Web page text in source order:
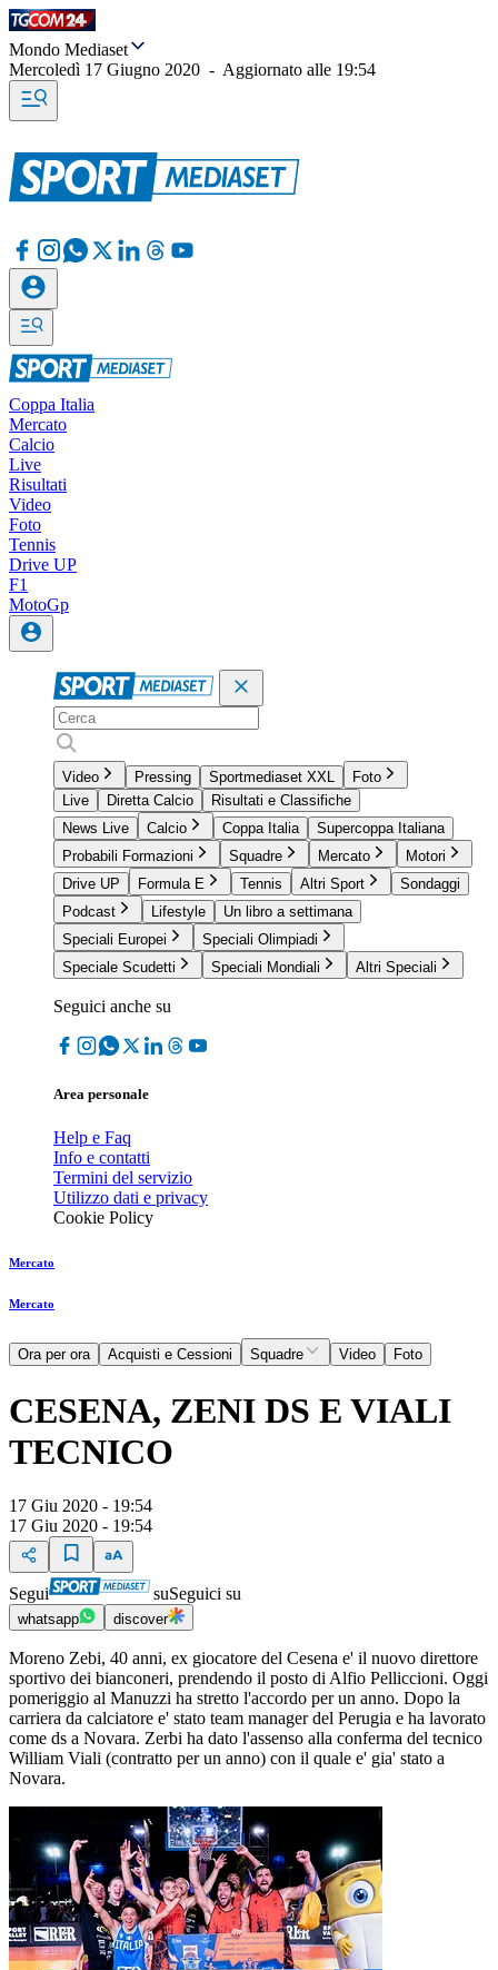
Mondo Mediaset
Mercoledì 17 Giugno 2020 - Aggiornato alle 19:54
Coppa Italia
Mercato
Calcio
Live
Risultati
Video
Foto
Tennis
Drive UP
F1
MotoGp
Video Pressing Sportmediaset XXL
Foto
Live
Diretta Calcio
Risultati e Classifiche
News Live
Calcio Coppa Italia
Supercoppa Italiana
Probabili Formazioni
Squadre Mercato
Motori
Drive UP
Formula E Tennis Altri Sport
Sondaggi
Podcast
Lifestyle
Un libro a settimana
Speciali Europei
Speciali Olimpiadi
Speciale Scudetti
Speciali Mondiali Altri Speciali
Seguici anche su
Area personale
Help e Faq
Info e contatti
Termini del servizio
Utilizzo dati e privacy
Cookie Policy
Mercato
Mercato
Ora per ora Acquisti e Cessioni Squadre Video Foto
CESENA, ZENI DS E VIALI
TECNICO
17 Giu 2020 - 19:54
17 Giu 2020 - 19:54
Segui suSeguici su
whatsapp discover
Moreno Zebi, 40 anni, ex giocatore del Cesena e' il nuovo direttore
sportivo dei bianconeri, prendendo il posto di Alfio Pelliccioni. Oggi
pomeriggio al Manuzzi ha stretto l'accordo per un anno. Dopo la
carriera da calciatore e' stato team manager del Perugia e ha lavorato
come ds a Novara. Zerbi ha dato l'assenso alla conferma del tecnico
William Viali (contratto per un anno) con il quale e' gia' stato a
Novara.